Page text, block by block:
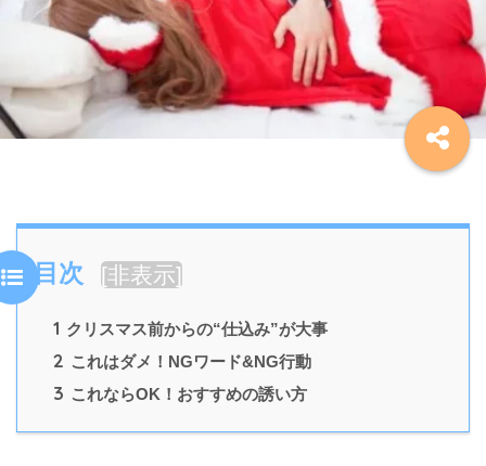
目次 [非表示]
1 クリスマス前からの“仕込み”が大事
2 これはダメ！NGワード&NG行動
3 これならOK！おすすめの誘い方